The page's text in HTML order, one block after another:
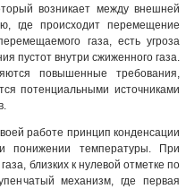
возникает между внешней
где происходит перемещение
газа, есть угроза
пустот внутри сжиженного газа.
повышенные требования,
потенциальными источниками
работе принцип конденсации
понижении температуры. При
близких к нулевой отметке по
механизм, где первая